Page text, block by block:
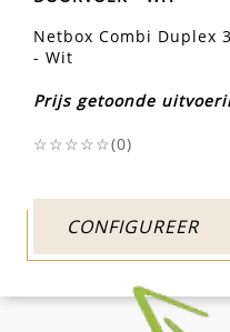
Netbox Combi Duplex
- Wit
Prijs getoonde
☆☆☆☆☆(0)
CONFIGUREER